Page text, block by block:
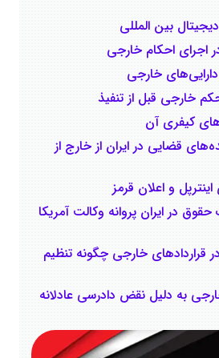
بین المللی
اجرای احکام خارجی
خارجی
خارجی قبل از تنفیذ
کیفری آن
قضایی در ایران از خارج از
و اعلان قرمز
در ایران پروانه وکالت آمریکا
قراردادهای خارجی چگونه تنظیم
به دلیل نقض دادرسی عادلانه